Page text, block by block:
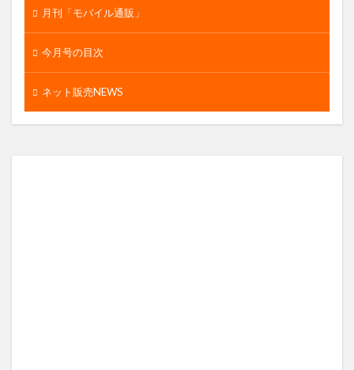
月刊「モバイル通販」
今月号の目次
ネット販売NEWS